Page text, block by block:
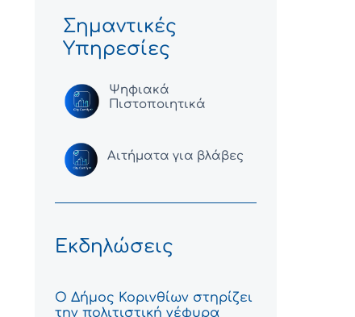
Σημαντικές
Υπηρεσίες
Ψηφιακά
Πιστοποιητικά
Αιτήματα για βλάβες
Εκδηλώσεις
Ο Δήμος Κορινθίων στηρίζει
την πολιτιστική γέφυρα